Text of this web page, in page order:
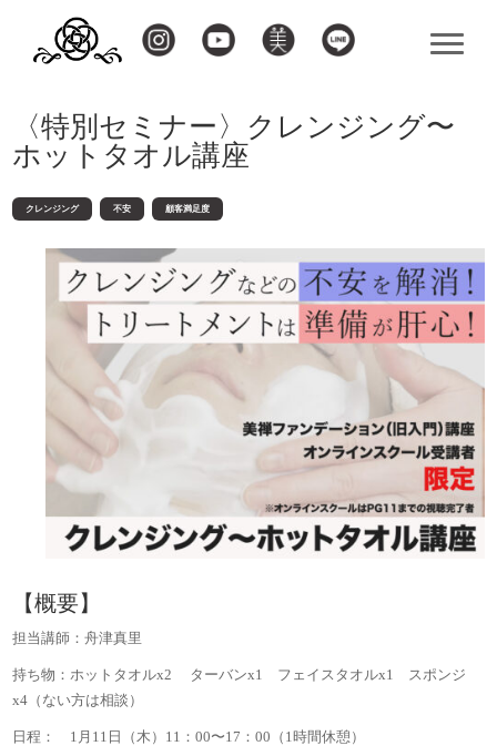
〈特別セミナー〉クレンジング〜
ホットタオル講座
クレンジング 不安 顧客満足度
【概要】
担当講師：舟津真里
持ち物：ホットタオルx2 ターバンx1 フェイスタオルx1 スポンジ
x4（ない方は相談）
日程： 1月11日（木）11：00〜17：00（1時間休憩）